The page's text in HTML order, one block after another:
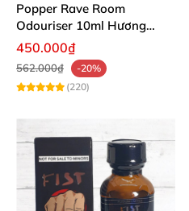
Popper Rave Room
Odouriser 10ml Hương
Thơm Mạnh Mẽ, Giá Tốt
450.000₫
562.000₫
-20%
(220)